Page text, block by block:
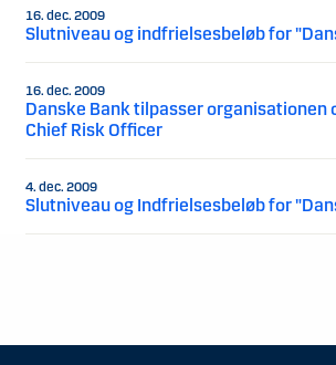
16. dec. 2009
Slutniveau og indfrielsesbeløb for
16. dec. 2009
Danske Bank tilpasser organisationen
Chief Risk Officer
4. dec. 2009
Slutniveau og Indfrielsesbeløb for